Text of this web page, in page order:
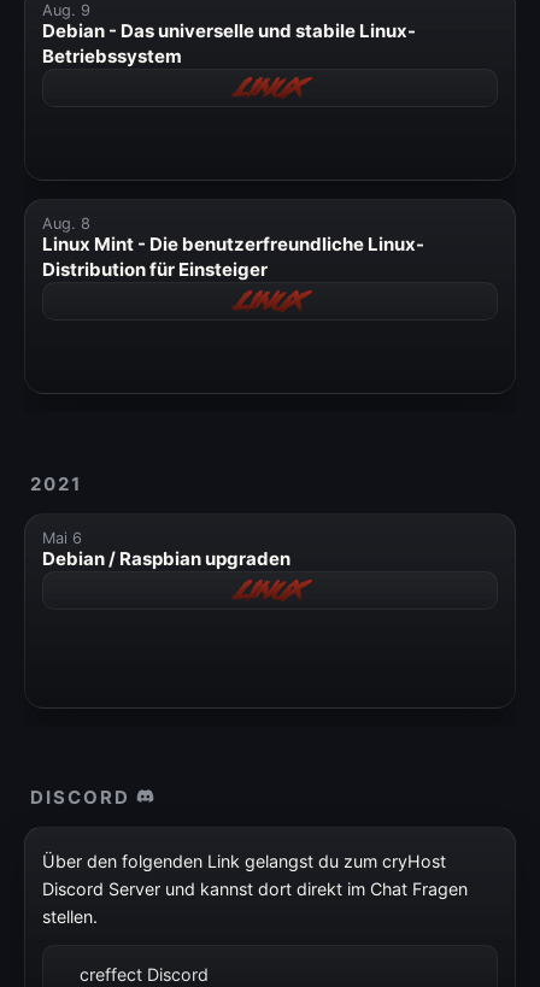
Aug. 9
Debian - Das universelle und stabile Linux-
Betriebssystem
Linux
Aug. 8
Linux Mint - Die benutzerfreundliche Linux-
Distribution für Einsteiger
Linux
2021
Mai 6
Debian / Raspbian upgraden
Linux
DISCORD
Über den folgenden Link gelangst du zum cryHost
Discord Server und kannst dort direkt im Chat Fragen
stellen.
creffect Discord